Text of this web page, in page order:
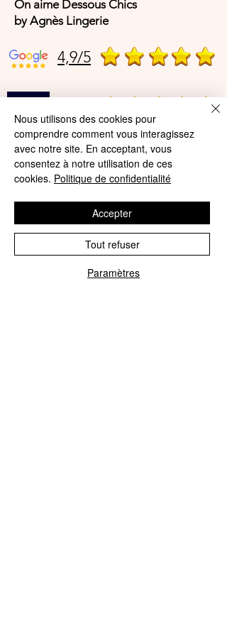
On aime Dessous Chics
by Agnès Lingerie
4,9/5
Offres et Services
A propos de nous
Protection des données
Mentions légales
CGV
Nous utilisons des cookies pour
comprendre comment vous interagissez
avec notre site. En acceptant, vous
consentez à notre utilisation de ces
cookies. Politique de confidentialité
Paramètres
Tout refuser
Accepter